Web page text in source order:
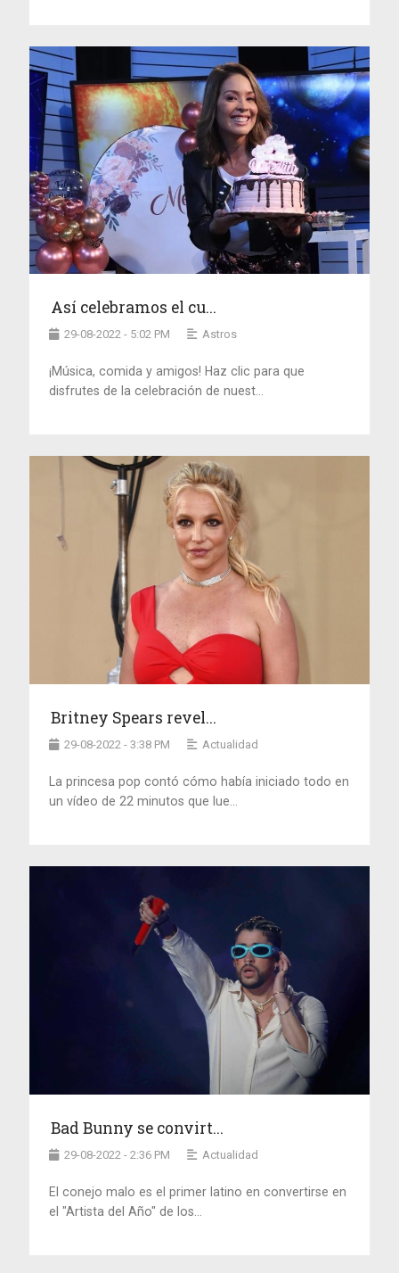
Así celebramos el cu...
29-08-2022 - 5:02 PM Astros
¡Música, comida y amigos! Haz clic para que
disfrutes de la celebración de nuest...
Britney Spears revel...
29-08-2022 - 3:38 PM Actualidad
La princesa pop contó cómo había iniciado todo en
un vídeo de 22 minutos que lue...
Bad Bunny se convirt...
29-08-2022 - 2:36 PM Actualidad
El conejo malo es el primer latino en convertirse en
el "Artista del Año" de los...